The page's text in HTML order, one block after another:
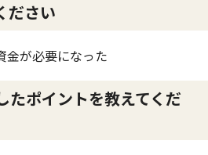
ださい
金が必要になった
たポイントを教えてくだ